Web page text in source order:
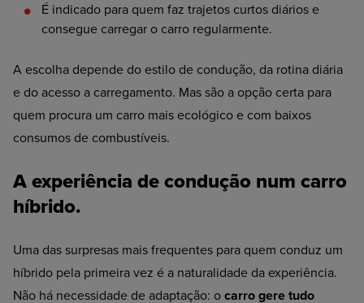
É indicado para quem faz trajetos curtos diários e
consegue carregar o carro regularmente.
A escolha depende do estilo de condução, da rotina diária
e do acesso a carregamento. Mas são a opção certa para
quem procura um carro mais ecológico e com baixos
consumos de combustíveis.
A experiência de condução num carro
híbrido.
Uma das surpresas mais frequentes para quem conduz um
híbrido pela primeira vez é a naturalidade da experiência.
Não há necessidade de adaptação: o carro gere tudo